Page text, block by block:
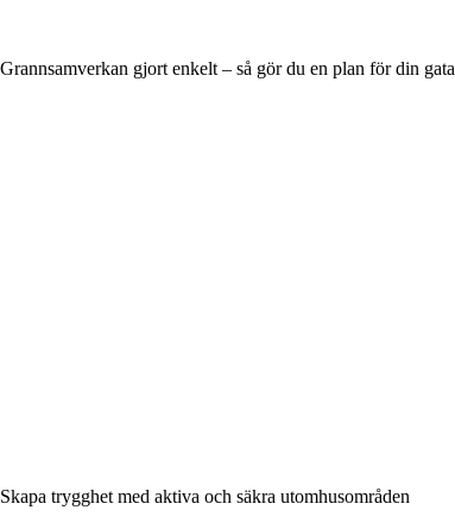
Grannsamverkan gjort enkelt – så gör du en plan för din gata
Skapa trygghet med aktiva och säkra utomhusområden